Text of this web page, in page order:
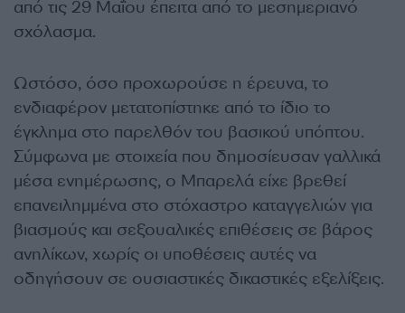
από τις 29 Μαΐου έπειτα από το μεσημεριανό
σχόλασμα.
Ωστόσο, όσο προχωρούσε η έρευνα, το
ενδιαφέρον μετατοπίστηκε από το ίδιο το
έγκλημα στο παρελθόν του βασικού υπόπτου.
Σύμφωνα με στοιχεία που δημοσίευσαν γαλλικά
μέσα ενημέρωσης, ο Μπαρελά είχε βρεθεί
επανειλημμένα στο στόχαστρο καταγγελιών για
βιασμούς και σεξουαλικές επιθέσεις σε βάρος
ανηλίκων, χωρίς οι υποθέσεις αυτές να
οδηγήσουν σε ουσιαστικές δικαστικές εξελίξεις.